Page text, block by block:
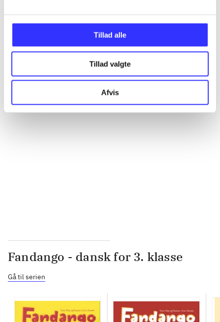
Tillad alle
Tillad valgte
Afvis
Alle registrerede artikler fordelt på udgivelser
...
Fandango - dansk for 3. klasse
Gå til serien